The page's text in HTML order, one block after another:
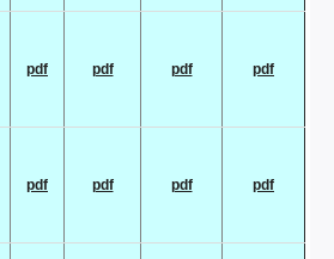
pdf pdf pdf pdf
pdf pdf pdf pdf